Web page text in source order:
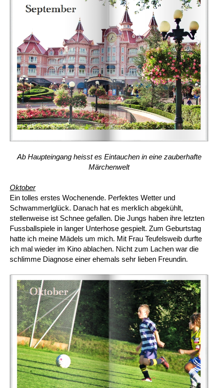
Ab Haupteingang heisst es Eintauchen in eine zauberhafte
Märchenwelt
Oktober
Ein tolles erstes Wochenende. Perfektes Wetter und
Schwammerlglück. Danach hat es merklich abgekühlt,
stellenweise ist Schnee gefallen. Die Jungs haben ihre letzten
Fussballspiele in langer Unterhose gespielt. Zum Geburtstag
hatte ich meine Mädels um mich. Mit Frau Teufelsweib durfte
ich mal wieder im Kino ablachen. Nicht zum Lachen war die
schlimme Diagnose einer ehemals sehr lieben Freundin.